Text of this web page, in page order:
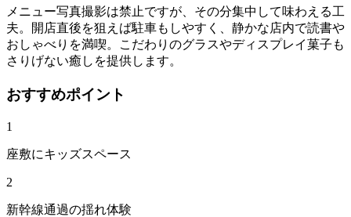
メニュー写真撮影は禁止ですが、その分集中して味わえる工
夫。開店直後を狙えば駐車もしやすく、静かな店内で読書や
おしゃべりを満喫。こだわりのグラスやディスプレイ菓子も
さりげない癒しを提供します。
おすすめポイント
1
座敷にキッズスペース
2
新幹線通過の揺れ体験